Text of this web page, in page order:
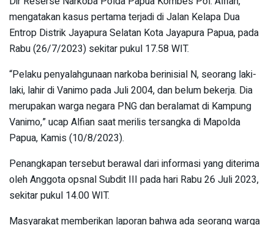
mengatakan kasus pertama terjadi di Jalan Kelapa Dua
Entrop Distrik Jayapura Selatan Kota Jayapura Papua, pada
Rabu (26/7/2023) sekitar pukul 17.58 WIT.
“Pelaku penyalahgunaan narkoba berinisial N, seorang laki-
laki, lahir di Vanimo pada Juli 2004, dan belum bekerja. Dia
merupakan warga negara PNG dan beralamat di Kampung
Vanimo,” ucap Alfian saat merilis tersangka di Mapolda
Papua, Kamis (10/8/2023).
Penangkapan tersebut berawal dari informasi yang diterima
oleh Anggota opsnal Subdit III pada hari Rabu 26 Juli 2023,
sekitar pukul 14.00 WIT.
Masyarakat memberikan laporan bahwa ada seorang warga